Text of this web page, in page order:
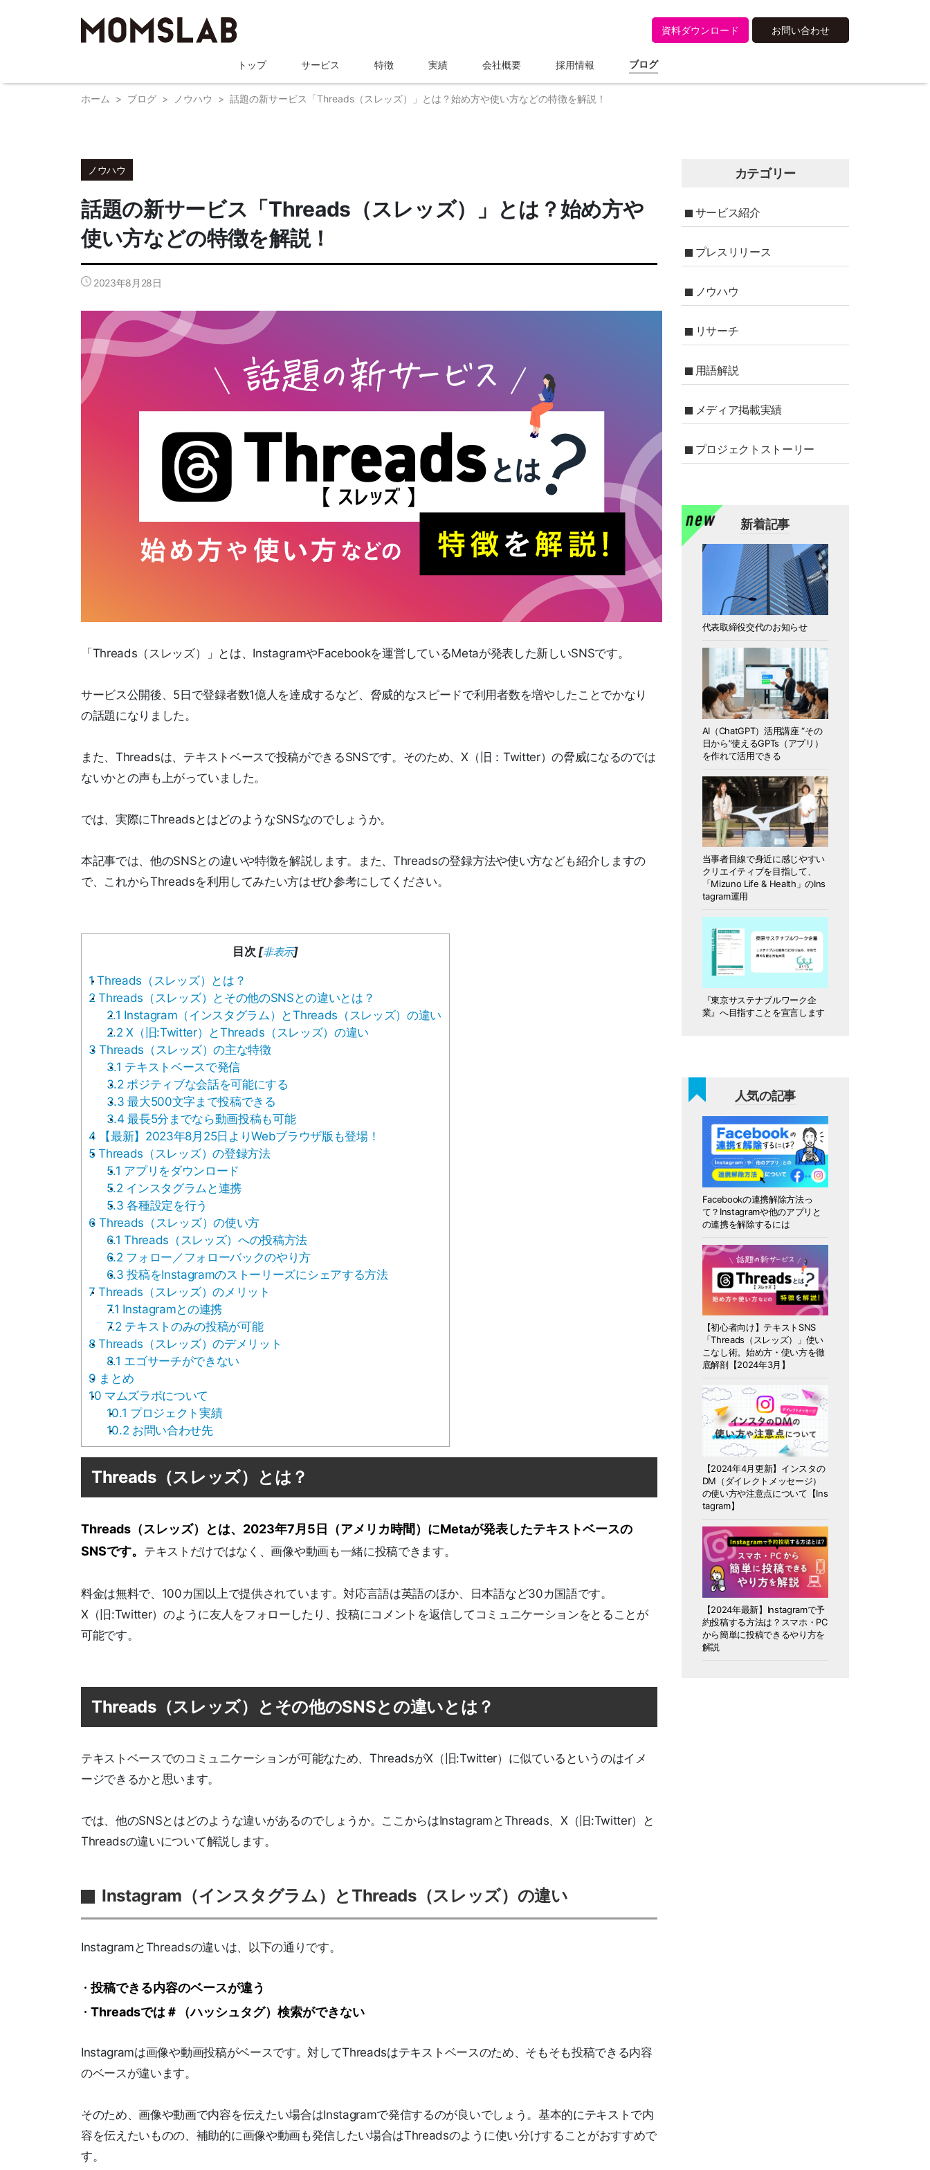
資料ダウンロード お問い合わせ
トップ サービス 特徴 実績 会社概要 採用情報 ブログ
ホーム ブログ ノウハウ 話題の新サービス「Threads（スレッズ）」とは？始め方や使い方などの特徴を解説！
ノウハウ
話題の新サービス「Threads（スレッズ）」とは？始め方や
使い方などの特徴を解説！
2023年8月28日
「Threads（スレッズ）」とは、InstagramやFacebookを運営しているMetaが発表した新しいSNSです。
サービス公開後、5日で登録者数1億人を達成するなど、脅威的なスピードで利用者数を増やしたことでかなり
の話題になりました。
また、Threadsは、テキストベースで投稿ができるSNSです。そのため、X（旧：Twitter）の脅威になるのでは
ないかとの声も上がっていました。
では、実際にThreadsとはどのようなSNSなのでしょうか。
本記事では、他のSNSとの違いや特徴を解説します。また、Threadsの登録方法や使い方なども紹介しますの
で、これからThreadsを利用してみたい方はぜひ参考にしてください。
目次 [非表示]
1Threads（スレッズ）とは？
2 Threads（スレッズ）とその他のSNSとの違いとは？
2.1 Instagram（インスタグラム）とThreads（スレッズ）の違い
2.2 X（旧:Twitter）とThreads（スレッズ）の違い
3 Threads（スレッズ）の主な特徴
3.1 テキストベースで発信
3.2 ポジティブな会話を可能にする
3.3 最大500文字まで投稿できる
3.4 最長5分までなら動画投稿も可能
4 【最新】2023年8月25日よりWebブラウザ版も登場！
5Threads（スレッズ）の登録方法
5.1 アプリをダウンロード
5.2 インスタグラムと連携
5.3 各種設定を行う
6 Threads（スレッズ）の使い方
6.1 Threads（スレッズ）への投稿方法
6.2 フォロー／フォローバックのやり方
6.3 投稿をInstagramのストーリーズにシェアする方法
7 Threads（スレッズ）のメリット
7.1 Instagramとの連携
7.2 テキストのみの投稿が可能
8Threads（スレッズ）のデメリット
8.1 エゴサーチができない
9 まとめ
10 マムズラボについて
10.1 プロジェクト実績
10.2 お問い合わせ先
Threads（スレッズ）とは？
Threads（スレッズ）とは、2023年7月5日（アメリカ時間）にMetaが発表したテキストベースの
SNSです。 テキストだけではなく、画像や動画も一緒に投稿できます。
料金は無料で、100カ国以上で提供されています。対応言語は英語のほか、日本語など30カ国語です。
X（旧:Twitter）のように友人をフォローしたり、投稿にコメントを返信してコミュニケーションをとることが
可能です。
Threads（スレッズ）とその他のSNSとの違いとは？
テキストベースでのコミュニケーションが可能なため、ThreadsがX（旧:Twitter）に似ているというのはイメ
ージできるかと思います。
では、他のSNSとはどのような違いがあるのでしょうか。ここからはInstagramとThreads、X（旧:Twitter）と
Threadsの違いについて解説します。
Instagram（インスタグラム）とThreads（スレッズ）の違い
InstagramとThreadsの違いは、以下の通りです。
投稿できる内容のベースが違う
Threadsでは＃（ハッシュタグ）検索ができない
Instagramは画像や動画投稿がベースです。対してThreadsはテキストベースのため、そもそも投稿できる内容
のベースが違います。
そのため、画像や動画で内容を伝えたい場合はInstagramで発信するのが良いでしょう。基本的にテキストで内
容を伝えたいものの、補助的に画像や動画も発信したい場合はThreadsのように使い分けすることがおすすめで
す。
カテゴリー
サービス紹介
プレスリリース
ノウハウ
リサーチ
用語解説
メディア掲載実績
プロジェクトストーリー
新着記事
代表取締役交代のお知らせ
AI（ChatGPT）活用講座 “その
日から”使えるGPTs（アプリ）
を作れて活用できる
当事者目線で身近に感じやすい
クリエイティブを目指して、
「Mizuno Life & Health」のIns
tagram運用
『東京サステナブルワーク企
業』へ目指すことを宣言します
人気の記事
Facebookの連携解除方法っ
て？Instagramや他のアプリと
の連携を解除するには
【初心者向け】テキストSNS
「Threads（スレッズ）」使い
こなし術。始め方・使い方を徹
底解剖【2024年3月】
【2024年4月更新】インスタの
DM（ダイレクトメッセージ）
の使い方や注意点について【Ins
tagram】
【2024年最新】Instagramで予
約投稿する方法は？スマホ・PC
から簡単に投稿できるやり方を
解説